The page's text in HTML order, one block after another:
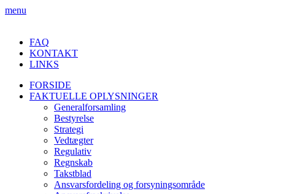
menu
FAQ
KONTAKT
LINKS
FORSIDE
FAKTUELLE OPLYSNINGER
Generalforsamling
Bestyrelse
Strategi
Vedtægter
Regulativ
Regnskab
Takstblad
Ansvarsfordeling og forsyningsområde